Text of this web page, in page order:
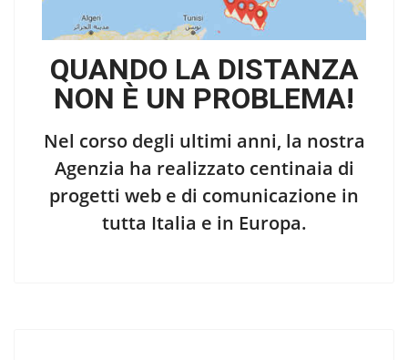
QUANDO LA DISTANZA
NON È UN PROBLEMA!
Nel corso degli ultimi anni, la nostra
Agenzia ha realizzato centinaia di
progetti web e di comunicazione in
tutta Italia e in Europa.